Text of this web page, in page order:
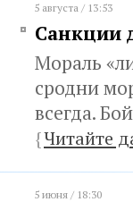
5 августа / 13:53
Санкции
Мораль
сродни
всегда.
{Читайте
5 июня / 18:30